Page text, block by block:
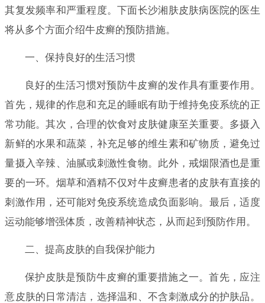
其复发频率和严重程度。下面长沙湘肤皮肤病医院的医生
将从多个方面介绍牛皮癣的预防措施。
一、保持良好的生活习惯
良好的生活习惯对预防牛皮癣的发作具有重要作用。
首先，规律的作息和充足的睡眠有助于维持免疫系统的正
常功能。其次，合理的饮食对皮肤健康至关重要。多摄入
新鲜的水果和蔬菜，补充足够的维生素和矿物质，避免过
量摄入辛辣、油腻或刺激性食物。此外，戒烟限酒也是重
要的一环。烟草和酒精不仅对牛皮癣患者的皮肤有直接的
刺激作用，还可能对免疫系统造成负面影响。最后，适度
运动能够增强体质，改善精神状态，从而起到预防作用。
二、提高皮肤的自我保护能力
保护皮肤是预防牛皮癣的重要措施之一。首先，应注
意皮肤的日常清洁，选择温和、不含刺激成分的护肤品。